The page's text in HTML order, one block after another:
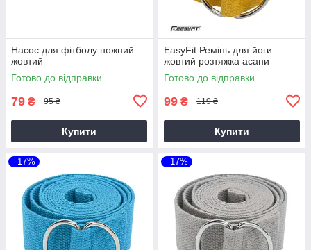
Насос для фітболу ножний
жовтий
Готово до відправки
79 ₴ 95 ₴
Купити
EasyFit Ремінь для йоги
жовтий розтяжка асани
Готово до відправки
99 ₴ 119 ₴
Купити
–17% –17%